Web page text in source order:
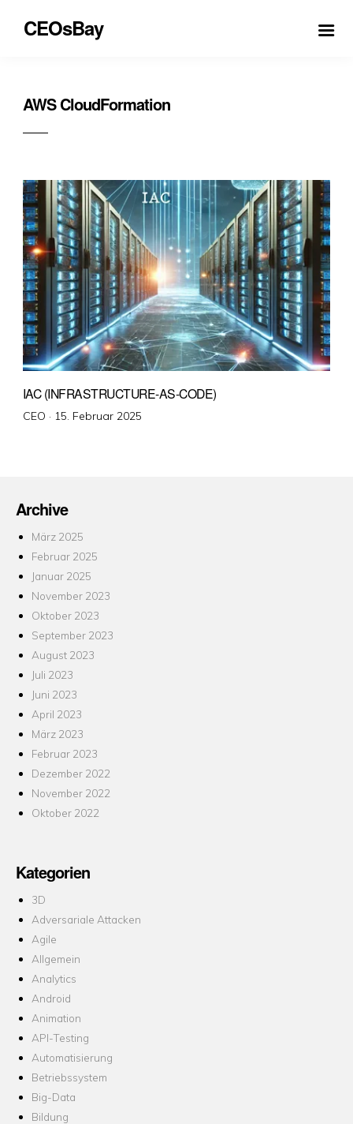
CEOsBay
AWS CloudFormation
IAC (INFRASTRUCTURE-AS-CODE)
CEO · Veröffentlicht
15. Februar 2025
Archive
März 2025
Februar 2025
Januar 2025
November 2023
Oktober 2023
September 2023
August 2023
Juli 2023
Juni 2023
April 2023
März 2023
Februar 2023
Dezember 2022
November 2022
Oktober 2022
Kategorien
3D
Adversariale Attacken
Agile
Allgemein
Analytics
Android
Animation
API-Testing
Automatisierung
Betriebssystem
Big-Data
Bildung